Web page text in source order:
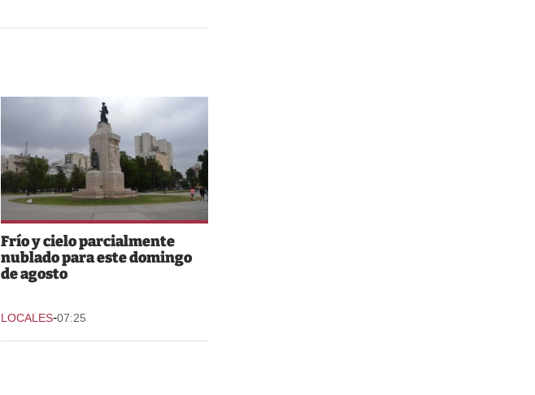
Frío y cielo parcialmente
nublado para este domingo
de agosto
LOCALES-07:25